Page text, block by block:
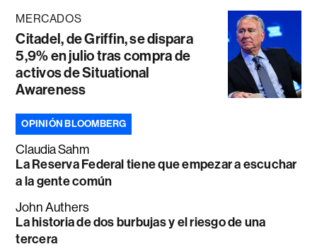
MERCADOS
Citadel, de Griffin, se dispara
5,9% en julio tras compra de
activos de Situational
Awareness
OPINIÓN BLOOMBERG
Claudia Sahm
La Reserva Federal tiene que empezar a escuchar
a la gente común
John Authers
La historia de dos burbujas y el riesgo de una
tercera